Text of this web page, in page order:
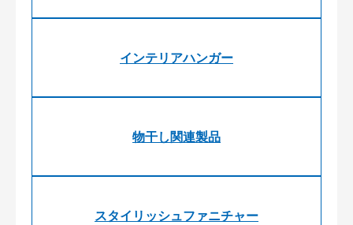
インテリアハンガー
物干し関連製品
スタイリッシュファニチャー